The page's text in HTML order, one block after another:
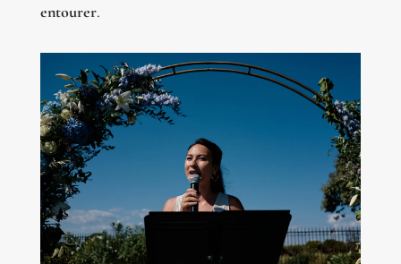
entourer.